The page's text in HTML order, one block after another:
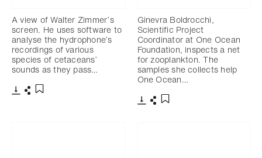
A view of Walter Zimmer’s
screen. He uses software to
analyse the hydrophone’s
recordings of various
species of cetaceans’
sounds as they pass…
Ginevra Boldrocchi,
Scientific Project
Coordinator at One Ocean
Foundation, inspects a net
for zooplankton. The
samples she collects help
One Ocean…